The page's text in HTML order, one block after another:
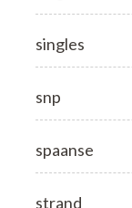
singles
snp
spaanse
strand